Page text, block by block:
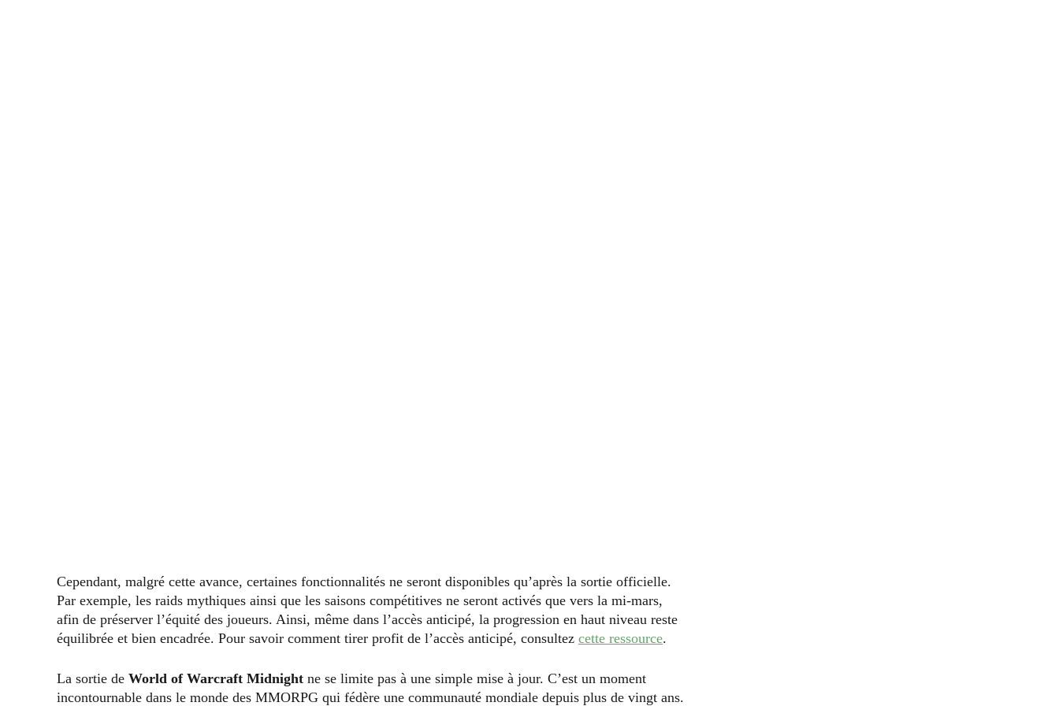
Cependant, malgré cette avance, certaines fonctionnalités ne seront disponibles qu’après la sortie officielle.
Par exemple, les raids mythiques ainsi que les saisons compétitives ne seront activés que vers la mi-mars,
afin de préserver l’équité des joueurs. Ainsi, même dans l’accès anticipé, la progression en haut niveau reste
équilibrée et bien encadrée. Pour savoir comment tirer profit de l’accès anticipé, consultez cette ressource.
La sortie de World of Warcraft Midnight ne se limite pas à une simple mise à jour. C’est un moment
incontournable dans le monde des MMORPG qui fédère une communauté mondiale depuis plus de vingt ans.